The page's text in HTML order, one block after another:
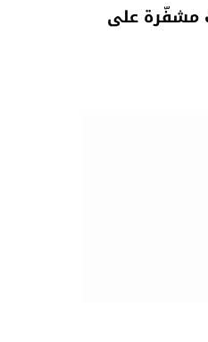
مشفّرة على